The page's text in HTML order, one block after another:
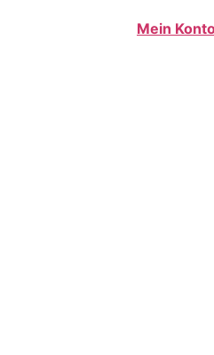
Mein